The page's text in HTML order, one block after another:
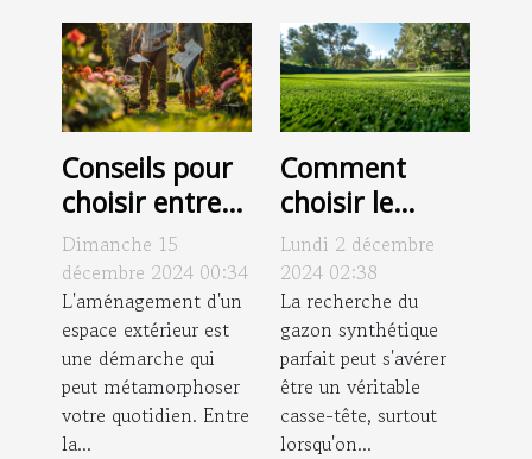
Conseils pour
choisir entre
un paysagiste
et un jardinier
pour votre
espace
extérieur
Dimanche 15
décembre 2024 00:34
L'aménagement d'un
espace extérieur est
une démarche qui
peut métamorphoser
votre quotidien. Entre
la...
Comment
choisir le
gazon
synthétique
idéal pour
chaque usage
Lundi 2 décembre
2024 02:38
La recherche du
gazon synthétique
parfait peut s'avérer
être un véritable
casse-tête, surtout
lorsqu'on...